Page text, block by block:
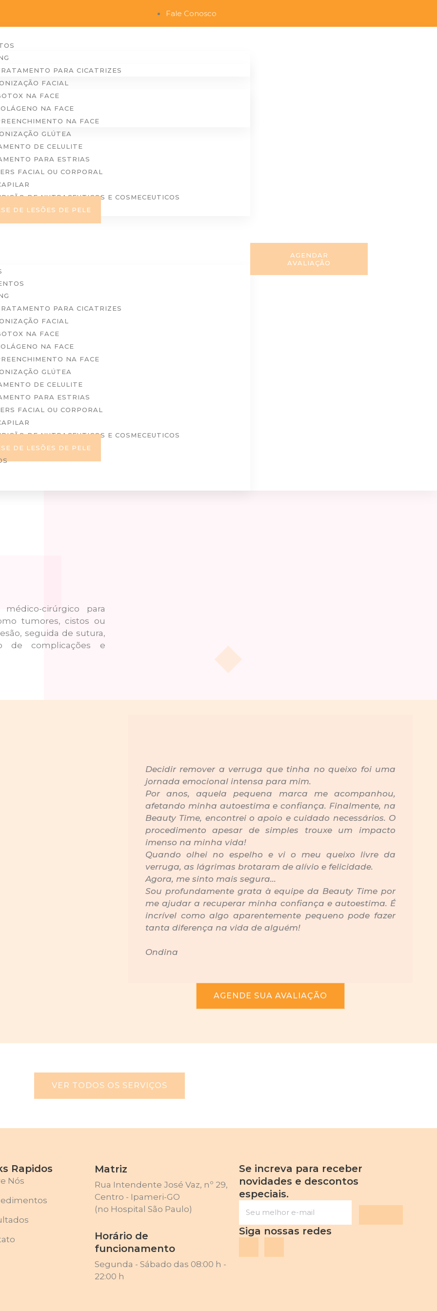
Fale Conosco
PARA CICATRIZES
FACIAL
NA FACE
NA FACE
NA FACE
GLÚTEA
DE CELULITE
PARA ESTRIAS
FACIAL OU CORPORAL
DE NUTRACEUTICOS E COSMECEUTICOS
DE LESÕES DE PELE
PARA CICATRIZES
FACIAL
NA FACE
NA FACE
NA FACE
GLÚTEA
DE CELULITE
PARA ESTRIAS
FACIAL OU CORPORAL
DE NUTRACEUTICOS E COSMECEUTICOS
DE LESÕES DE PELE
AGENDAR
AVALIAÇÃO
cirúrgico para
tumores, cistos ou
seguida de sutura,
de complicações e
Decidir remover a verruga que tinha no queixo foi uma
jornada emocional intensa para mim.
Por anos, aquela pequena marca me acompanhou,
afetando minha autoestima e confiança. Finalmente, na
Beauty Time, encontrei o apoio e cuidado necessários. O
procedimento apesar de simples trouxe um impacto
imenso na minha vida!
Quando olhei no espelho e vi o meu queixo livre da
verruga, as lágrimas brotaram de alívio e felicidade.
Agora, me sinto mais segura...
Sou profundamente grata à equipe da Beauty Time por
me ajudar a recuperar minha confiança e autoestima. É
incrível como algo aparentemente pequeno pode fazer
tanta diferença na vida de alguém!
Ondina
AGENDE SUA AVALIAÇÃO
VER TODOS OS SERVIÇOS
Rapidos
Nós
Matriz
Rua Intendente José Vaz, nº 29,
Centro - Ipameri-GO
(no Hospital São Paulo)
Horário de
funcionamento
Segunda - Sábado das 08:00 h -
22:00 h
Se increva para receber
novidades e descontos
especiais.
Siga nossas redes